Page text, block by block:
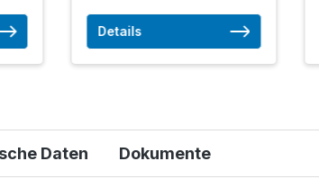
Details
Daten Dokumente